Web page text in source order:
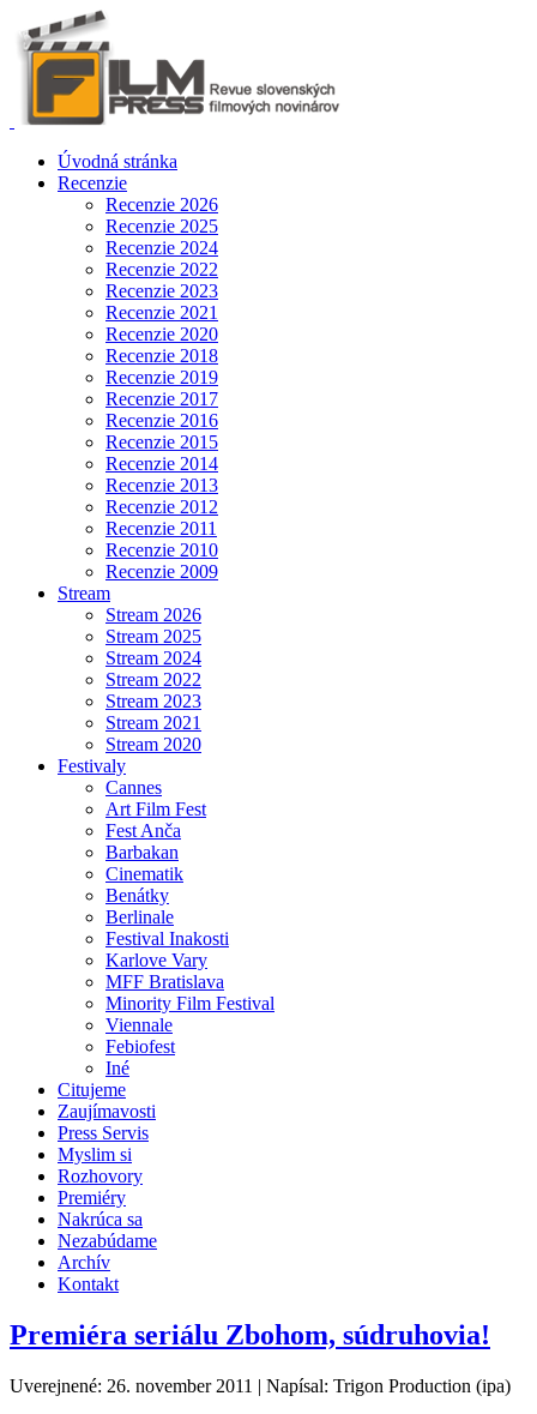
Úvodná stránka
Recenzie
Recenzie 2026
Recenzie 2025
Recenzie 2024
Recenzie 2022
Recenzie 2023
Recenzie 2021
Recenzie 2020
Recenzie 2018
Recenzie 2019
Recenzie 2017
Recenzie 2016
Recenzie 2015
Recenzie 2014
Recenzie 2013
Recenzie 2012
Recenzie 2011
Recenzie 2010
Recenzie 2009
Stream
Stream 2026
Stream 2025
Stream 2024
Stream 2022
Stream 2023
Stream 2021
Stream 2020
Festivaly
Cannes
Art Film Fest
Fest Anča
Barbakan
Cinematik
Benátky
Berlinale
Festival Inakosti
Karlove Vary
MFF Bratislava
Minority Film Festival
Viennale
Febiofest
Iné
Citujeme
Zaujímavosti
Press Servis
Myslim si
Rozhovory
Premiéry
Nakrúca sa
Nezabúdame
Archív
Kontakt
Premiéra seriálu Zbohom, súdruhovia!
Uverejnené: 26. november 2011 | Napísal: Trigon Production (ipa)